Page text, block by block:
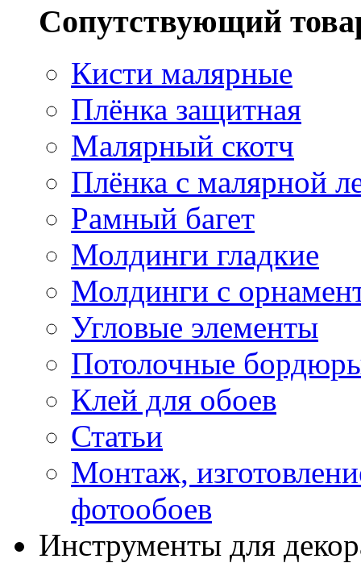
Сопутствующий
Кисти малярные
Плёнка защитная
Малярный скотч
Плёнка с малярной
Рамный багет
Молдинги гладкие
Молдинги с
Угловые элементы
Потолочные
Клей для обоев
Статьи
Монтаж,
фотообоев
Инструменты для